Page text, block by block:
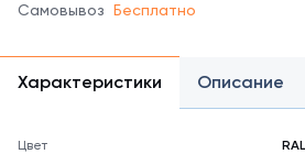
Самовывоз Бесплатно
Характеристики Описание
Цвет